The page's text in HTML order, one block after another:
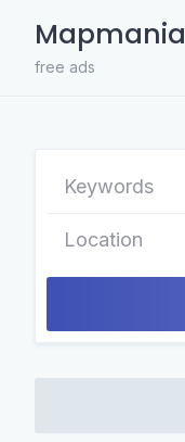
content
Mapmania
free ads